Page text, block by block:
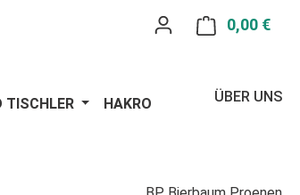
0,00 €
TISCHLER HAKRO ÜBER UNS